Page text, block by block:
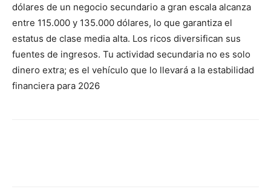
dólares de un negocio secundario a gran escala alcanza
entre 115.000 y 135.000 dólares, lo que garantiza el
estatus de clase media alta. Los ricos diversifican sus
fuentes de ingresos. Tu actividad secundaria no es solo
dinero extra; es el vehículo que lo llevará a la estabilidad
financiera para 2026